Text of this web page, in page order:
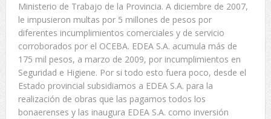
Ministerio de Trabajo de la Provincia. A diciembre de 2007,
le impusieron multas por 5 millones de pesos por
diferentes incumplimientos comerciales y de servicio
corroborados por el OCEBA. EDEA S.A. acumula más de
175 mil pesos, a marzo de 2009, por incumplimientos en
Seguridad e Higiene. Por si todo esto fuera poco, desde el
Estado provincial subsidiamos a EDEA S.A. para la
realización de obras que las pagamos todos los
bonaerenses y las inaugura EDEA S.A. como inversión